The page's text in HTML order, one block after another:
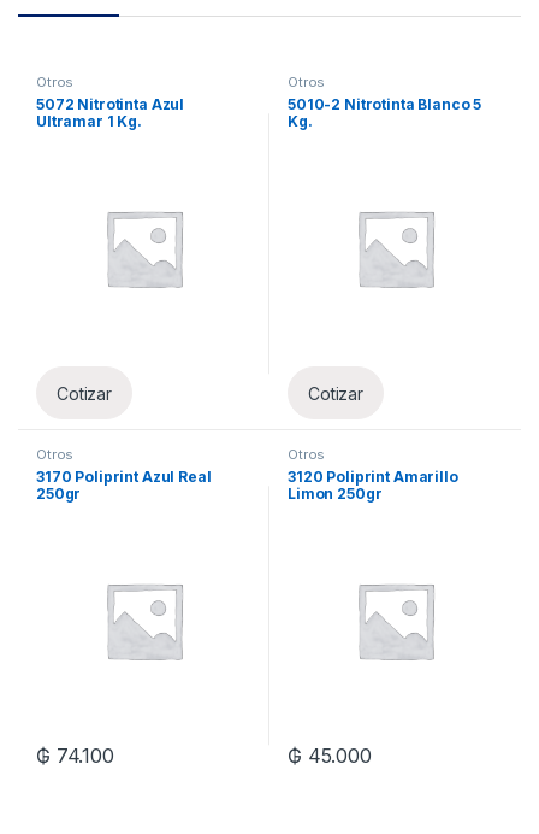
Otros
5072 Nitrotinta Azul
Ultramar 1 Kg.
Cotizar
Otros
5010-2 Nitrotinta Blanco 5
Kg.
Cotizar
Otros
3170 Poliprint Azul Real
250gr
₲ 74.100
Otros
3120 Poliprint Amarillo
Limon 250gr
₲ 45.000